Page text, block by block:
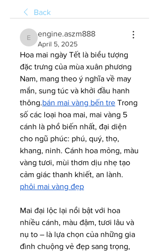
Back
engine.aszm888
engine.aszm888
April 5, 2025
Hoa mai ngày Tết là biểu tượng
đặc trưng của mùa xuân phương
Nam, mang theo ý nghĩa về may
mắn, sung túc và khởi đầu hanh
thông.bán mai vàng bến tre Trong
số các loại hoa mai, mai vàng 5
cánh là phổ biến nhất, đại diện
cho ngũ phúc: phú, quý, thọ,
khang, ninh. Cánh hoa mỏng, màu
vàng tươi, mùi thơm dịu nhẹ tạo
cảm giác thanh khiết, an lành.
phôi mai vàng đẹp
Mai đại lộc lại nổi bật với hoa
nhiều cánh, màu đậm, tươi lâu và
nụ to – là lựa chọn của những gia
đình chuộng vẻ đẹp sang trọng,